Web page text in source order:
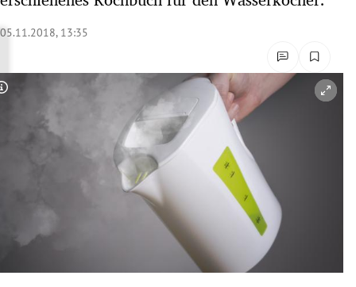
Untermenü
Untermenü
Untermenü
05.11.2018, 13:35
Copyright-Hinweis öffnen/schließen